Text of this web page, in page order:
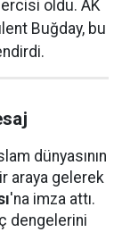
oldu. AK
Buğday, bu
dünyasının
araya gelerek
'na imza attı.
dengelerini